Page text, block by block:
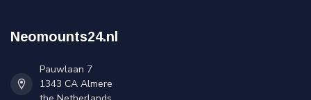
Neomounts24.nl
Pauwlaan 7
1343 CA Almere